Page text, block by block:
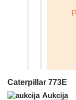
Caterpillar 773E
Aukcija